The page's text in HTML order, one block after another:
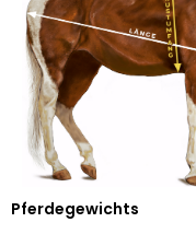
Pferdegewichts